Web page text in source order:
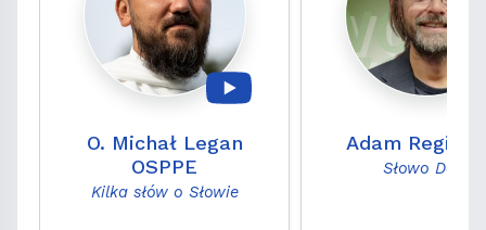
O. Michał Legan
OSPPE
Kilka słów o Słowie
Adam
Słowo Daję